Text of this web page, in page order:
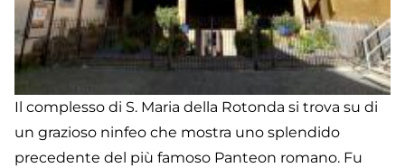
Il complesso di S. Maria della Rotonda si trova su di
un grazioso ninfeo che mostra uno splendido
precedente del più famoso Panteon romano. Fu